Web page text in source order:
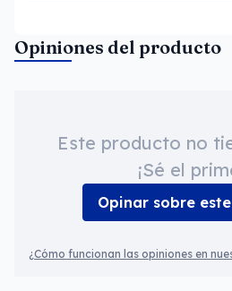
Opiniones del producto
Este producto no
¡Sé el
Opinar sobre
¿Cómo funcionan las opiniones en